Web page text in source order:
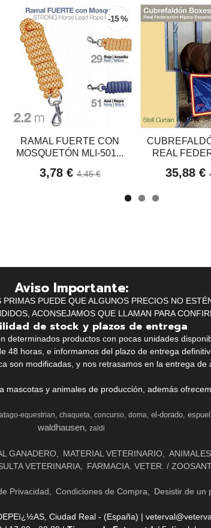
-15 %
RAMAL FUERTE CON
MOSQUETÓN MLI-501...
3,78 €4,45 €
REAL
35,88 €
Aviso Importante:
PRIMAS PUEDE QUE ALGUNOS PRECIOS NO
ACONSEJAMOS QUE LLAMAN PARA
de stock y plazos de entrega
determinados productos con pocas unidades
48 horas, e informamos del plazo de entrega
son modificadas, y nos retrasamos en la entrega de
y animales de producción, además
equestrian chaqueta concurso doma el-dorado
waldhausen zaldi
GANADERO MATERIAL VETERINARIO
VETERINARIA FARMACIA. VETER. /
Privacidad Condiciones de Compra Desistir de un
Ciudad Real - (España) |